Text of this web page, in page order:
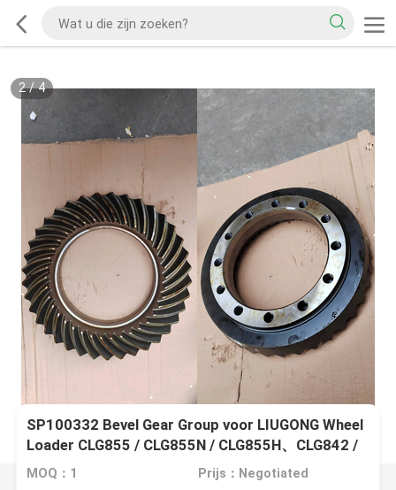
2/4
SP100332 Bevel Gear Group voor LIUGONG Wheel
Loader CLG855 / CLG855N / CLG855H、CLG842 /
CLG842H、CLG870H、ZL50C / ZL50CN
MOQ：1 Prijs：Negotiated